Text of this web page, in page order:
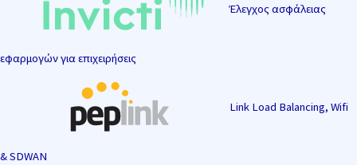
Έλεγχος ασφάλειας
εφαρμογών για επιχειρήσεις
Link Load Balancing, Wifi
& SDWAN